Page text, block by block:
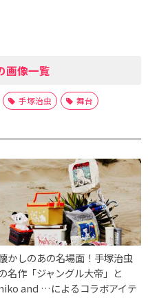
画像一覧
手塚治虫 舞台
かしのあの名場面！手塚治虫
名作「ジャングル大帝」と
and …によるコラボアイテ